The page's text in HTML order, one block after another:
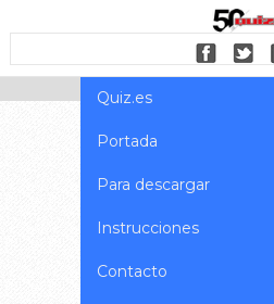
Quiz.es
Portada
Para descargar
Instrucciones
Contacto